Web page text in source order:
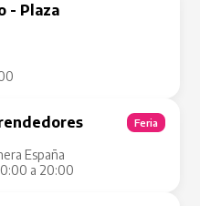
- Plaza
España
a 20:00
Feria